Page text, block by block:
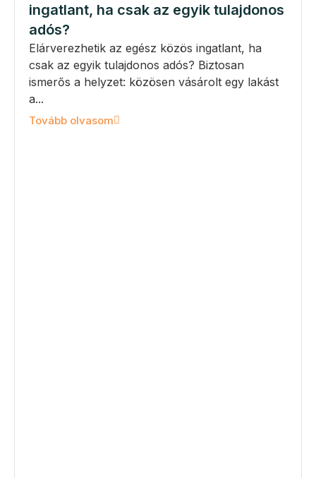
ingatlant, ha csak az egyik tulajdonos
adós?
Elárverezhetik az egész közös ingatlant, ha
csak az egyik tulajdonos adós? Biztosan
ismerős a helyzet: közösen vásárolt egy lakást
a...
Tovább olvasom